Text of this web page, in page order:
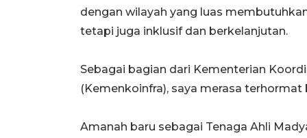
dengan wilayah yang luas
tetapi juga inklusif dan berkelanjutan.
Sebagai bagian dari Kementerian
(Kemenkoinfra), saya merasa
Amanah baru sebagai Tenaga Ahli